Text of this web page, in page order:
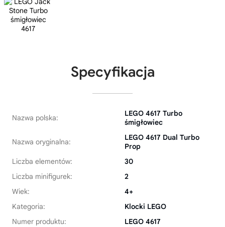
Specyfikacja
Nazwa polska:
LEGO 4617 Turbo
śmigłowiec
Nazwa oryginalna:
LEGO 4617 Dual Turbo
Prop
Liczba elementów:
30
Liczba minifigurek:
2
Wiek:
4+
Kategoria:
Klocki LEGO
Numer produktu:
LEGO 4617